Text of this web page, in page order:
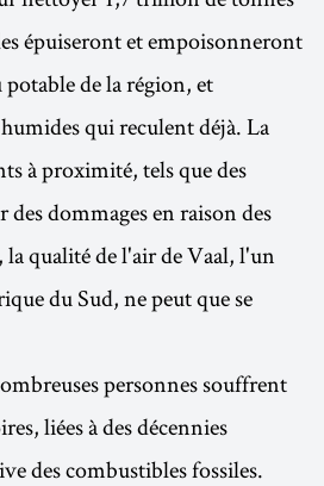
épuiseront et empoisonneront
de la région, et
qui reculent déjà. La
à proximité, tels que des
des dommages en raison des
qualité de l'air de Vaal, l'un
du Sud, ne peut que se
personnes souffrent
liées à des décennies
des combustibles fossiles.